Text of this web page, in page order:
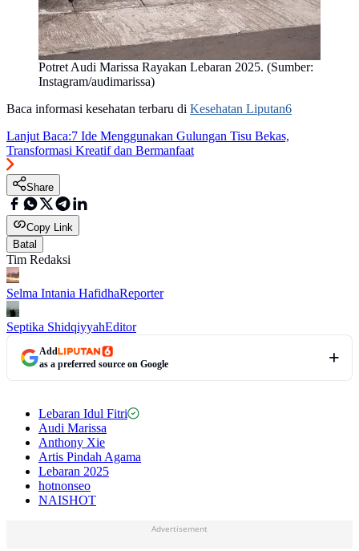
Potret Audi Marissa Rayakan Lebaran 2025. (Sumber:
Instagram/audimarissa)
Baca informasi kesehatan terbaru di Kesehatan Liputan6
Lanjut Baca:7 Ide Menggunakan Gulungan Tisu Bekas,
Transformasi Kreatif dan Bermanfaat
Share
Copy Link
Batal
Tim Redaksi
Selma Intania HafidhaReporter
Septika ShidqiyyahEditor
Add
as a preferred source on Google
Lebaran Idul Fitri
Audi Marissa
Anthony Xie
Artis Pindah Agama
Lebaran 2025
hotnonseo
NAISHOT
Advertisement